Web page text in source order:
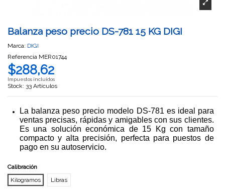
Balanza peso precio DS-781 15 KG DIGI
Marca: DIGI
Referencia MER01744
$288,62
Impuestos incluidos
Stock: 33 Artículos
La balanza peso precio modelo DS-781 es ideal para
ventas precisas, rápidas y amigables con sus clientes.
Es una solución económica de 15 Kg con tamaño
compacto y alta precisión, perfecta para puestos de
pago en su autoservicio.
Calibración
Kilogramos
Libras